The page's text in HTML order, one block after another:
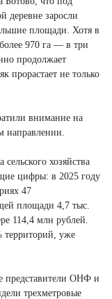
деревне заросли
площади. Хотя в
970 га — в три
продолжает
прорастает не только
внимание на
направлении.
хозяйства
цифры: в 2025 году
47
площади 4,7 тыс.
114,4 млн рублей.
территорий, уже
представители ОНФ и
трехметровые